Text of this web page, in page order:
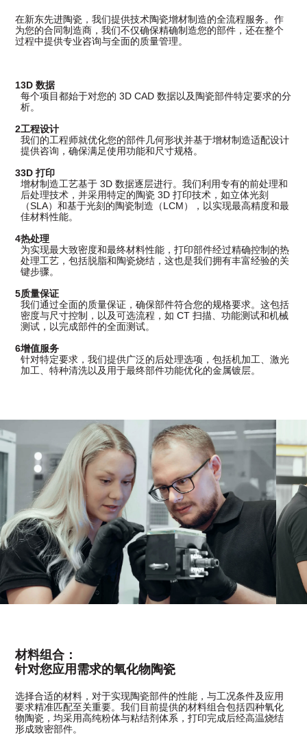
在新东先进陶瓷，我们提供技术陶瓷增材制造的全流程服务。作
为您的合同制造商，我们不仅确保精确制造您的部件，还在整个
过程中提供专业咨询与全面的质量管理。
13D 数据
每个项目都始于对您的 3D CAD 数据以及陶瓷部件特定要求的分
析。
2工程设计
我们的工程师就优化您的部件几何形状并基于增材制造适配设计
提供咨询，确保满足使用功能和尺寸规格。
33D 打印
增材制造工艺基于 3D 数据逐层进行。我们利用专有的前处理和
后处理技术，并采用特定的陶瓷 3D 打印技术，如立体光刻
（SLA）和基于光刻的陶瓷制造（LCM），以实现最高精度和最
佳材料性能。
4热处理
为实现最大致密度和最终材料性能，打印部件经过精确控制的热
处理工艺，包括脱脂和陶瓷烧结，这也是我们拥有丰富经验的关
键步骤。
5质量保证
我们通过全面的质量保证，确保部件符合您的规格要求。这包括
密度与尺寸控制，以及可选流程，如 CT 扫描、功能测试和机械
测试，以完成部件的全面测试。
6增值服务
针对特定要求，我们提供广泛的后处理选项，包括机加工、激光
加工、特种清洗以及用于最终部件功能优化的金属镀层。
材料组合：
针对您应用需求的氧化物陶瓷
选择合适的材料，对于实现陶瓷部件的性能，与工况条件及应用
要求精准匹配至关重要。我们目前提供的材料组合包括四种氧化
物陶瓷，均采用高纯粉体与粘结剂体系，打印完成后经高温烧结
形成致密部件。